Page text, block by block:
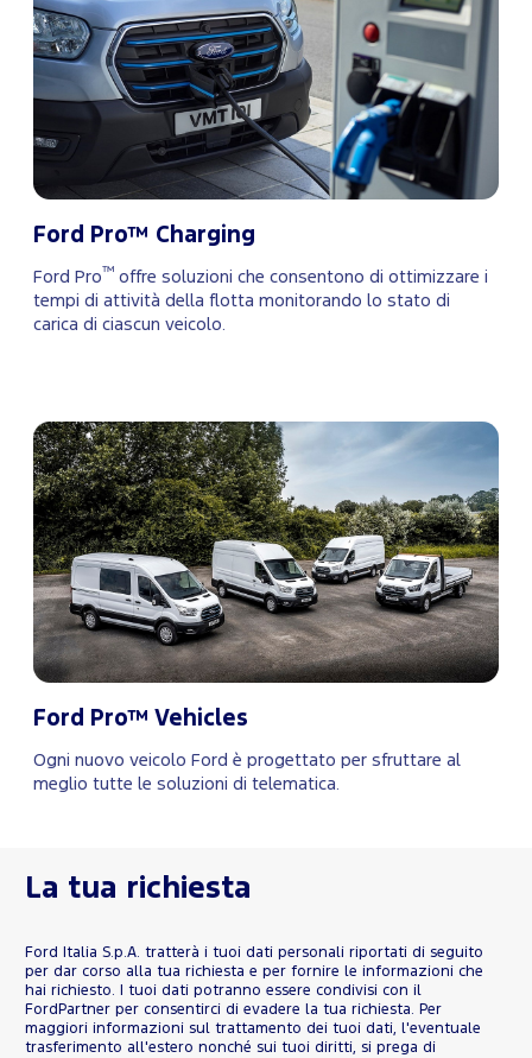
Ford Pro™ Charging
Ford Pro ™ offre soluzioni che consentono di ottimizzare i
tempi di attività della flotta monitorando lo stato di
carica di ciascun veicolo.
Ford Pro™ Vehicles
Ogni nuovo veicolo Ford è progettato per sfruttare al
meglio tutte le soluzioni di telematica.
La tua richiesta
Ford Italia S.p.A. tratterà i tuoi dati personali riportati di seguito
per dar corso alla tua richiesta e per fornire le informazioni che
hai richiesto. I tuoi dati potranno essere condivisi con il
FordPartner per consentirci di evadere la tua richiesta. Per
maggiori informazioni sul trattamento dei tuoi dati, l'eventuale
trasferimento all'estero nonché sui tuoi diritti, si prega di